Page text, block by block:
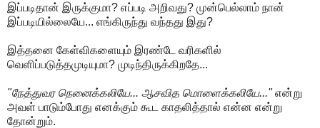
இப்படிதான் இருக்குமா? எப்படி அறிவது? முன்பெல்லாம் நான்
இப்படியில்லையே... எங்கிருந்து வந்தது இது?
இத்தனை கேள்விகளையும் இரண்டே வரிகளில்
வெளிப்படுத்தமுடியுமா? முடிந்திருக்கிறதே...
"நேத்துவர நெனைக்கலியே... ஆசவித மொளைக்கலியே..."என்று
அவள் பாடும்போது எனக்கும் கூட காதலித்தால் என்ன என்று
தோன்றும்.